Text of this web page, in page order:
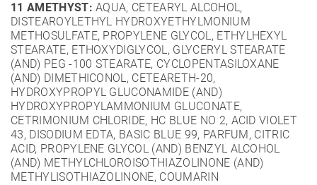
11 AMETHYST: AQUA, CETEARYL ALCOHOL,
DISTEAROYLETHYL HYDROXYETHYLMONIUM
METHOSULFATE, PROPYLENE GLYCOL, ETHYLHEXYL
STEARATE, ETHOXYDIGLYCOL, GLYCERYL STEARATE
(AND) PEG -100 STEARATE, CYCLOPENTASILOXANE
(AND) DIMETHICONOL, CETEARETH-20,
HYDROXYPROPYL GLUCONAMIDE (AND)
HYDROXYPROPYLAMMONIUM GLUCONATE,
CETRIMONIUM CHLORIDE, HC BLUE NO 2, ACID VIOLET
43, DISODIUM EDTA, BASIC BLUE 99, PARFUM, CITRIC
ACID, PROPYLENE GLYCOL (AND) BENZYL ALCOHOL
(AND) METHYLCHLOROISOTHIAZOLINONE (AND)
METHYLISOTHIAZOLINONE, COUMARIN